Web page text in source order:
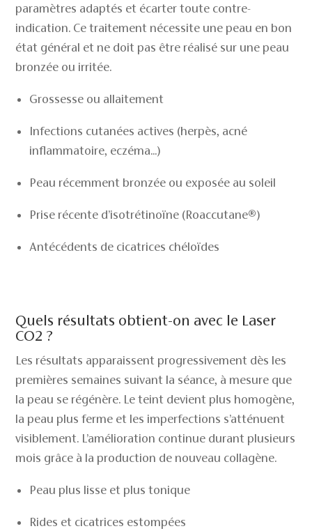
paramètres adaptés et écarter toute contre-
indication. Ce traitement nécessite une peau en bon
état général et ne doit pas être réalisé sur une peau
bronzée ou irritée.
Grossesse ou allaitement
Infections cutanées actives (herpès, acné
inflammatoire, eczéma...)
Peau récemment bronzée ou exposée au soleil
Prise récente d’isotrétinoïne (Roaccutane®)
Antécédents de cicatrices chéloïdes
Quels résultats obtient-on avec le Laser
CO2 ?
Les résultats apparaissent progressivement dès les
premières semaines suivant la séance, à mesure que
la peau se régénère. Le teint devient plus homogène,
la peau plus ferme et les imperfections s’atténuent
visiblement. L’amélioration continue durant plusieurs
mois grâce à la production de nouveau collagène.
Peau plus lisse et plus tonique
Rides et cicatrices estompées